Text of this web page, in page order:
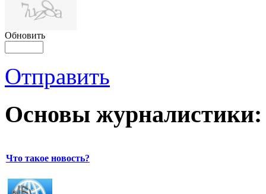
Обновить
Отправить
Основы журналистики:
Что такое новость?